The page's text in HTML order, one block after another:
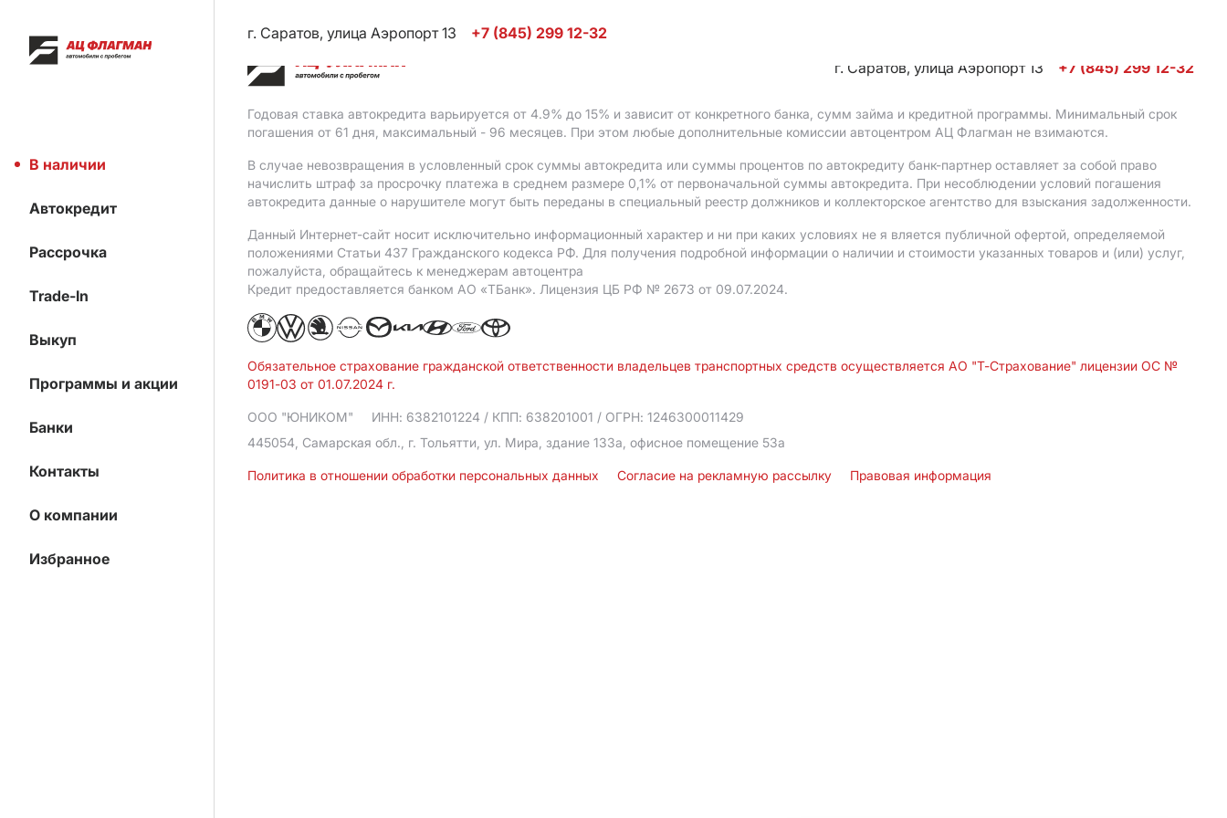
В наличии
Автокредит
Рассрочка
Trade-In
Выкуп
Программы и акции
Банки
Контакты
О компании
Избранное
г. Саратов, улица Аэропорт 13
+7 (845) 299 12-32
г. Саратов, улица Аэропорт 13
+7 (845) 299 12-32
Годовая ставка автокредита варьируется от 4.9% до 15% и зависит от конкретного банка, сумм займа и кредитной программы. Минимальный срок
погашения от 61 дня, максимальный - 96 месяцев. При этом любые дополнительные комиссии автоцентром АЦ Флагман не взимаются.
В случае невозвращения в условленный срок суммы автокредита или суммы процентов по автокредиту банк-партнер оставляет за собой право
начислить штраф за просрочку платежа в среднем размере 0,1% от первоначальной суммы автокредита. При несоблюдении условий погашения
автокредита данные о нарушителе могут быть переданы в специальный реестр должников и коллекторское агентство для взыскания задолженности.
Данный Интернет-сайт носит исключительно информационный характер и ни при каких условиях не я вляется публичной офертой, определяемой
положениями Статьи 437 Гражданского кодекса РФ. Для получения подробной информации о наличии и стоимости указанных товаров и (или) услуг,
пожалуйста, обращайтесь к менеджерам автоцентра
Кредит предоставляется банком АO «ТБанк». Лицензия ЦБ РФ № 2673 от 09.07.2024.
Обязательное страхование гражданской ответственности владельцев транспортных средств осуществляется АО "Т-Страхование" лицензии ОС №
0191-03 от 01.07.2024 г.
ООО "ЮНИКОМ" ИНН: 6382101224 / КПП: 638201001 / ОГРН: 1246300011429
445054, Самарская обл., г. Тольятти, ул. Мира, здание 133а, офисное помещение 53а
Политика в отношении обработки персональных данных Согласие на рекламную рассылку Правовая информация